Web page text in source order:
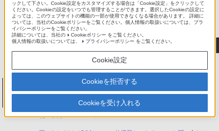
ブルーレイディスク/DVDレコーダー
サポート・お問い合わせ
ブルーレイディスク/DVDレコーダー
BDZ-FBT6100 / BDZ-FBT4100 / BDZ-
FBT2100 / BDZ-FBW2100 / BDZ-FBW1100
使いかたマニュアル トップ
ックして下さい。Cookie設定をカスタマイズする場合は「Cookie設定」をクリックして
ください。Cookieの設定をいつでも管理することができます。選択したCookieの設定に
よっては、このウェブサイトの機能の一部が使用できなくなる場合があります。 詳細に
ついては、当社のCookieポリシーをご覧ください。個人情報の取扱いについては、プラ
イバシーポリシーをご覧ください。
詳細については、当社の
Cookieポリシー をご覧ください。
個人情報の取扱いについては、
プライバシーポリシー をご覧ください。
Cookie設定
Cookieを拒否する
Cookieを受け入れる